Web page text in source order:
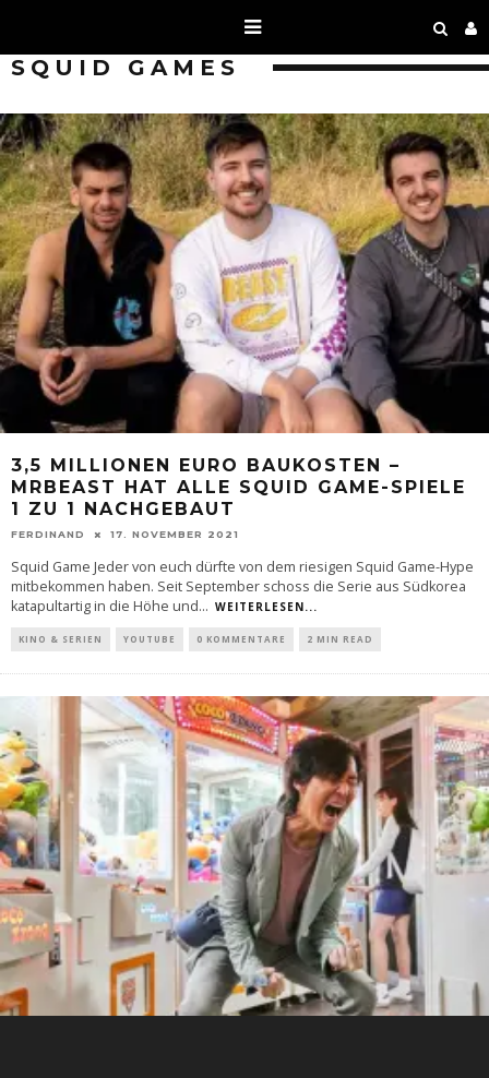
SQUID GAMES
3,5 MILLIONEN EURO BAUKOSTEN –
MRBEAST HAT ALLE SQUID GAME-SPIELE
1 ZU 1 NACHGEBAUT
FERDINAND 17. NOVEMBER 2021
Squid Game Jeder von euch dürfte von dem riesigen Squid Game-Hype
mitbekommen haben. Seit September schoss die Serie aus Südkorea
katapultartig in die Höhe und... WEITERLESEN...
KINO & SERIEN YOUTUBE 0 KOMMENTARE 2 MIN READ